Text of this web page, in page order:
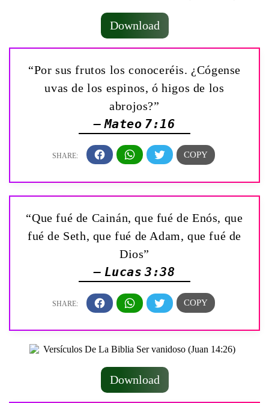
Download
“Por sus frutos los conoceréis. ¿Cógense
uvas de los espinos, ó higos de los
abrojos?”
— Mateo 7:16
“Que fué de Cainán, que fué de Enós, que
fué de Seth, que fué de Adam, que fué de
Dios”
— Lucas 3:38
Download